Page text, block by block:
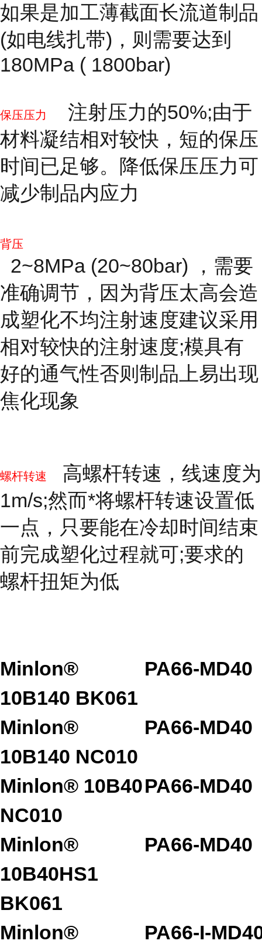
如果是加工薄截面长流道制品
(如电线扎带)，则需要达到
180MPa ( 1800bar)
保压压力
注射压力的50%;由于
材料凝结相对较快，短的保压
时间已足够。降低保压压力可
减少制品内应力
背压
2~8MPa (20~80bar) ，需要
准确调节，因为背压太高会造
成塑化不均注射速度建议采用
相对较快的注射速度;模具有
好的通气性否则制品上易出现
焦化现象
螺杆转速
高螺杆转速，线速度为
1m/s;然而*将螺杆转速设置低
一点，只要能在冷却时间结束
前完成塑化过程就可;要求的
螺杆扭矩为低
Minlon®
10B140 BK061
PA66-MD40
Minlon®
10B140 NC010
PA66-MD40
Minlon® 10B40
NC010
PA66-MD40
Minlon®
10B40HS1
BK061
PA66-MD40
Minlon®
PA66-I-